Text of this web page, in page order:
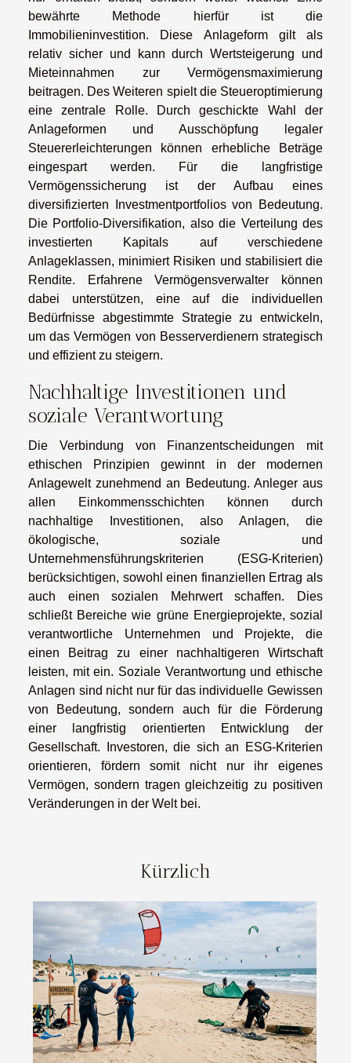
bewährte Methode hierfür ist die
Immobilieninvestition. Diese Anlageform gilt als
relativ sicher und kann durch Wertsteigerung und
Mieteinnahmen zur Vermögensmaximierung
beitragen. Des Weiteren spielt die Steueroptimierung
eine zentrale Rolle. Durch geschickte Wahl der
Anlageformen und Ausschöpfung legaler
Steuererleichterungen können erhebliche Beträge
eingespart werden. Für die langfristige
Vermögenssicherung ist der Aufbau eines
diversifizierten Investmentportfolios von Bedeutung.
Die Portfolio-Diversifikation, also die Verteilung des
investierten Kapitals auf verschiedene
Anlageklassen, minimiert Risiken und stabilisiert die
Rendite. Erfahrene Vermögensverwalter können
dabei unterstützen, eine auf die individuellen
Bedürfnisse abgestimmte Strategie zu entwickeln,
um das Vermögen von Besserverdienern strategisch
und effizient zu steigern.
Nachhaltige Investitionen und
soziale Verantwortung
Die Verbindung von Finanzentscheidungen mit
ethischen Prinzipien gewinnt in der modernen
Anlagewelt zunehmend an Bedeutung. Anleger aus
allen Einkommensschichten können durch
nachhaltige Investitionen, also Anlagen, die
ökologische, soziale und
Unternehmensführungskriterien (ESG-Kriterien)
berücksichtigen, sowohl einen finanziellen Ertrag als
auch einen sozialen Mehrwert schaffen. Dies
schließt Bereiche wie grüne Energieprojekte, sozial
verantwortliche Unternehmen und Projekte, die
einen Beitrag zu einer nachhaltigeren Wirtschaft
leisten, mit ein. Soziale Verantwortung und ethische
Anlagen sind nicht nur für das individuelle Gewissen
von Bedeutung, sondern auch für die Förderung
einer langfristig orientierten Entwicklung der
Gesellschaft. Investoren, die sich an ESG-Kriterien
orientieren, fördern somit nicht nur ihr eigenes
Vermögen, sondern tragen gleichzeitig zu positiven
Veränderungen in der Welt bei.
Kürzlich